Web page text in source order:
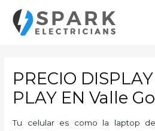
contenido
PRECIO
PLAY EN Valle
Tu celular es como la laptop